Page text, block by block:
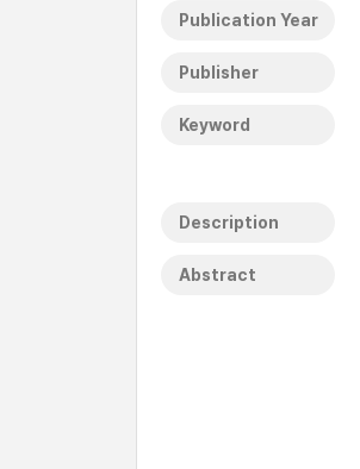
Publication Year
Publisher
Keyword
Description
Abstract